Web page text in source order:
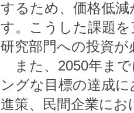
するため、価格低
す。こうした課題
研究部門への投資が
また、2050年まで
ングな目標の達成
進策、民間企業に